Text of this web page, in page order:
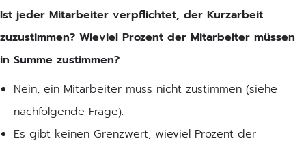
Ist jeder Mitarbeiter verpflichtet, der Kurzarbeit
zuzustimmen? Wieviel Prozent der Mitarbeiter müssen
in Summe zustimmen?
Nein, ein Mitarbeiter muss nicht zustimmen (siehe
nachfolgende Frage).
Es gibt keinen Grenzwert, wieviel Prozent der